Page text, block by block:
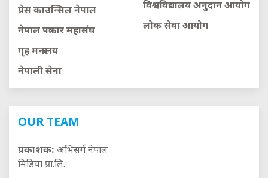
प्रेस काउन्सिल नेपाल
नेपाल पत्रकार महासंघ
गृह मन्त्रालय
नेपाली सेना
विश्वविद्यालय अनुदान आयाेग
लाेक सेवा आयाेग
OUR TEAM
प्रकाशक: अभिसर्ग नेपाल
मिडिया प्रा.लि.